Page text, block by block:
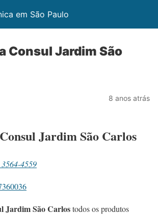
em São Paulo
Consul Jardim São
8 anos atrás
Jardim São Carlos
4559
Jardim São Carlostodos os produtos